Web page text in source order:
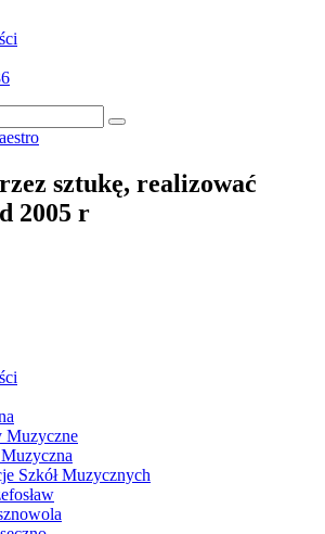
Szkoła Tańca i Baletu, Obozy
sztukę, realizować
2005 r
Muzyczne
Szkół Muzycznych